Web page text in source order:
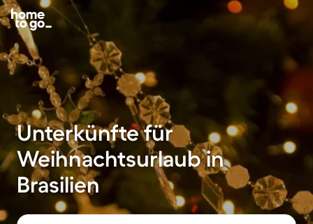
Unterkünfte für
Weihnachtsurlaub in
Brasilien